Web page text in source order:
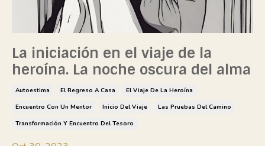
La iniciación en el viaje de la
heroína. La noche oscura del alma
Autoestima El Regreso A Casa
El Viaje De La Heroína
Encuentro Con Un Mentor
Inicio Del Viaje
Las Pruebas Del Camino
Transformación Y Encuentro Del Tesoro